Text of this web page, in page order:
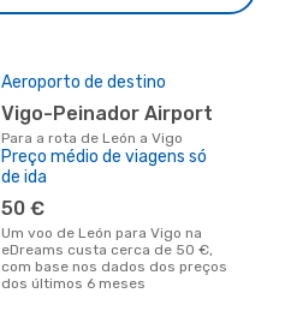
Aeroporto de destino
Vigo-Peinador Airport
Para a rota de León a Vigo
Preço médio de viagens só
de ida
50 €
Um voo de León para Vigo na
eDreams custa cerca de 50 €,
com base nos dados dos preços
dos últimos 6 meses